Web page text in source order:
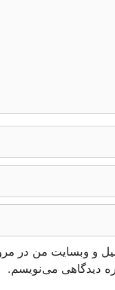
و وبسایت من در
دیدگاهی می‌نویسم.